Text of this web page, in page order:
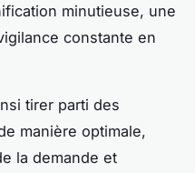
minutieuse, une
constante en
tirer parti des
manière optimale,
la demande et